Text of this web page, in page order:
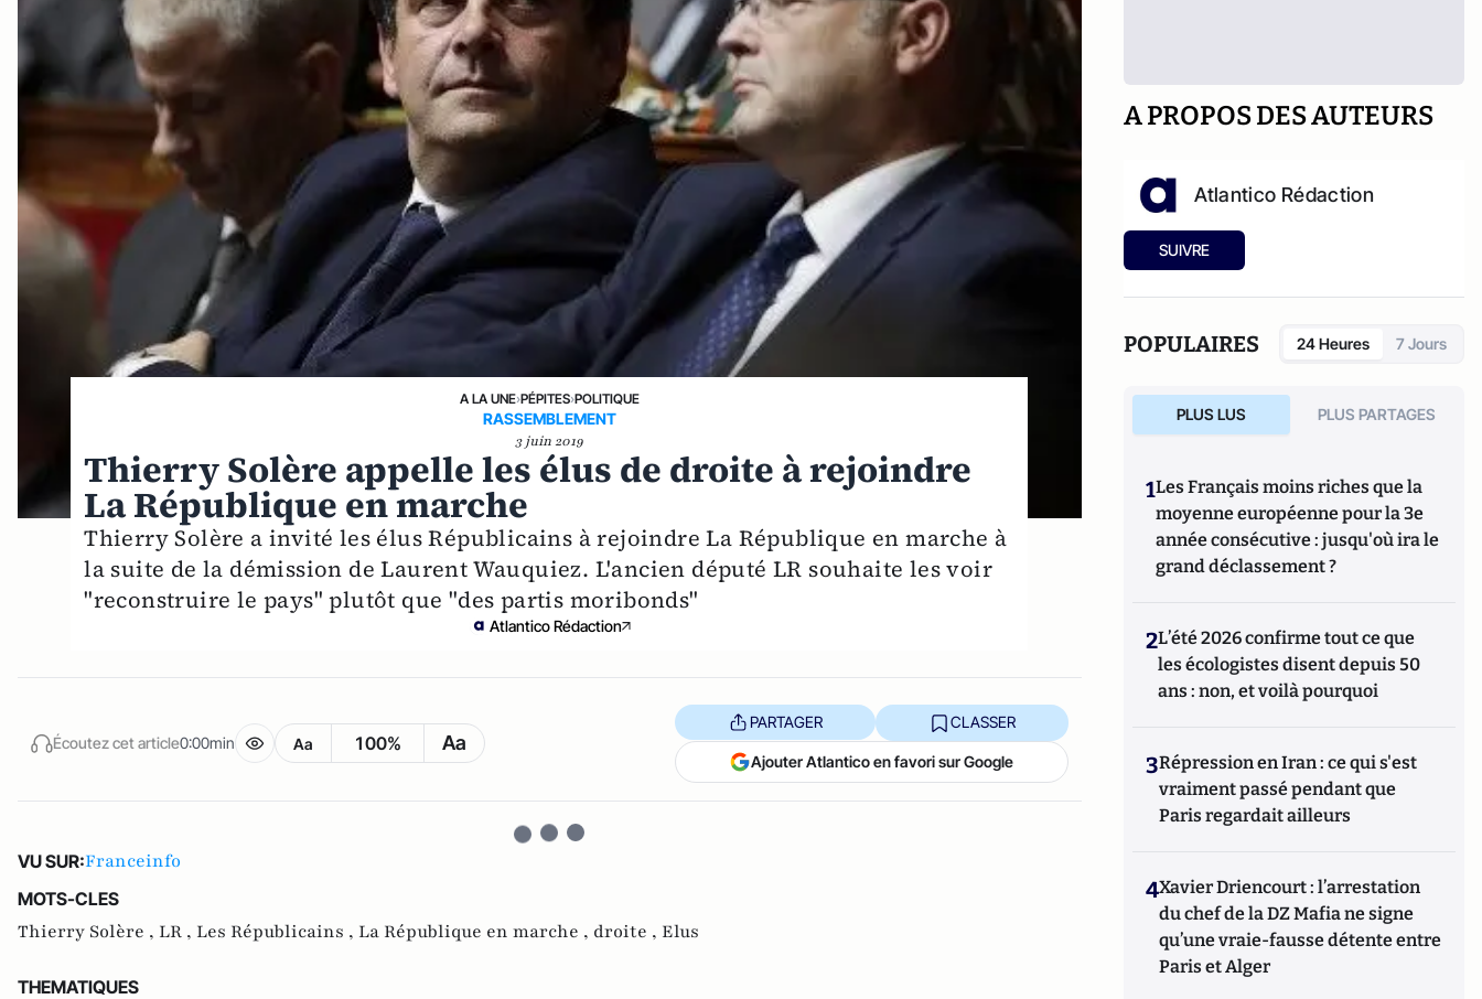
A LA UNE›PÉPITES›POLITIQUE
RASSEMBLEMENT
3 juin 2019
Thierry Solère appelle les élus de droite à rejoindre
La République en marche
Thierry Solère a invité les élus Républicains à rejoindre La République en marche à
la suite de la démission de Laurent Wauquiez. L'ancien député LR souhaite les voir
"reconstruire le pays" plutôt que "des partis moribonds"
Atlantico Rédaction
Écoutez cet article0:00min Aa 100% Aa
PARTAGER CLASSER
Ajouter Atlantico en favori sur Google
VU SUR:Franceinfo
MOTS-CLES
Thierry Solère , LR , Les Républicains , La République en marche , droite , Elus
THEMATIQUES
A PROPOS DES AUTEURS
Atlantico Rédaction
SUIVRE
POPULAIRES 24 Heures 7 Jours
PLUS LUS PLUS PARTAGES
1Les Français moins riches que la
moyenne européenne pour la 3e
année consécutive : jusqu'où ira le
grand déclassement ?
2L’été 2026 confirme tout ce que
les écologistes disent depuis 50
ans : non, et voilà pourquoi
3Répression en Iran : ce qui s'est
vraiment passé pendant que
Paris regardait ailleurs
4Xavier Driencourt : l’arrestation
du chef de la DZ Mafia ne signe
qu’une vraie-fausse détente entre
Paris et Alger